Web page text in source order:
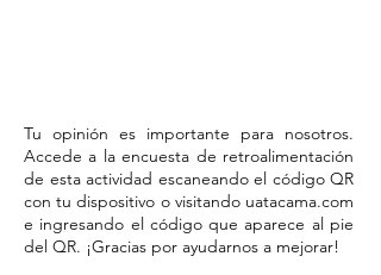
Tu opinión es importante para nosotros.
Accede a la encuesta de retroalimentación
de esta actividad escaneando el código QR
con tu dispositivo o visitando uatacama.com
e ingresando el código que aparece al pie
del QR. ¡Gracias por ayudarnos a mejorar!